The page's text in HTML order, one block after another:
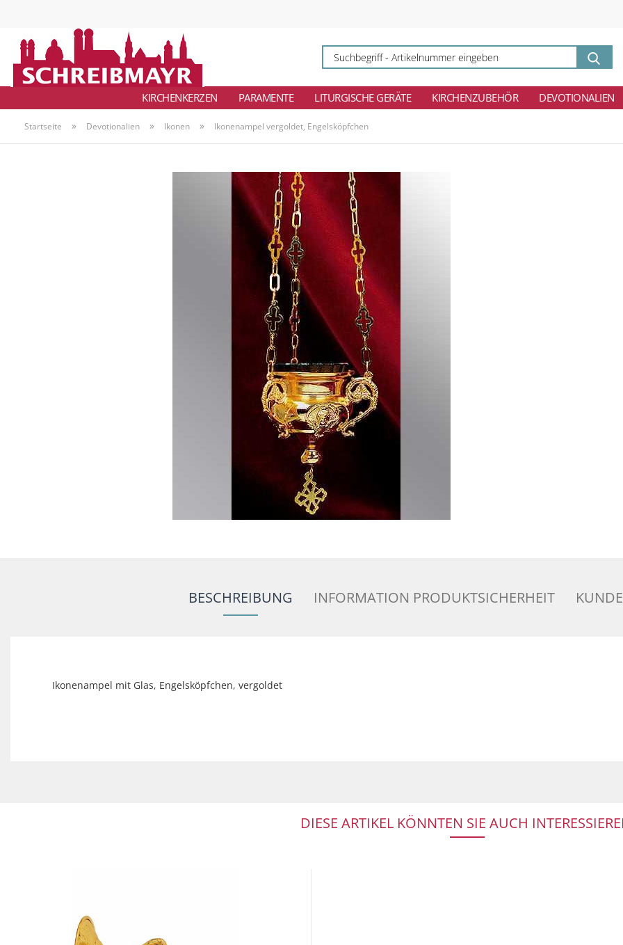
KIRCHENKERZEN PARAMENTE LITURGISCHE GERÄTE KIRCHENZUBEHÖR DEVOTIONALIEN
Startseite » Devotionalien » Ikonen » Ikonenampel vergoldet, Engelsköpfchen
BESCHREIBUNG INFORMATION PRODUKTSICHERHEIT
Ikonenampel mit Glas, Engelsköpfchen, vergoldet
DIESE ARTIKEL KÖNNTEN SIE AUCH